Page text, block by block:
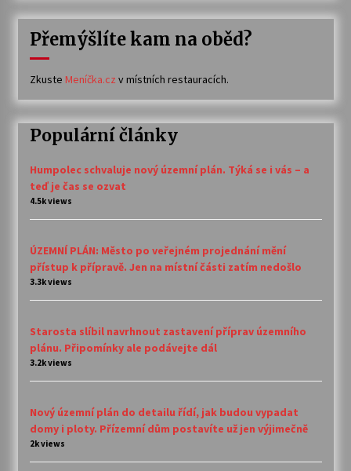
Přemýšlíte kam na oběd?
Zkuste Meníčka.cz v místních restauracích.
Populární články
Humpolec schvaluje nový územní plán. Týká se i vás – a
teď je čas se ozvat
4.5k views
ÚZEMNÍ PLÁN: Město po veřejném projednání mění
přístup k přípravě. Jen na místní části zatím nedošlo
3.3k views
Starosta slíbil navrhnout zastavení příprav územního
plánu. Připomínky ale podávejte dál
3.2k views
Nový územní plán do detailu řídí, jak budou vypadat
domy i ploty. Přízemní dům postavíte už jen výjimečně
2k views